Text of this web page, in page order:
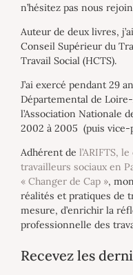
n’hésitez pas nous
Auteur de deux livres,
Conseil Supérieur du
Travail Social (HCTS).
J’ai exercé pendant 29
Départemental de
l’Association Nationale
2002 à 2005 (puis vice-
Adhérent de l’ARIFTS,
travailleurs sociaux en
« Changer de Cap »,
réalités et pratiques de
mesure, d’enrichir la
professionnelle des
Recevez les